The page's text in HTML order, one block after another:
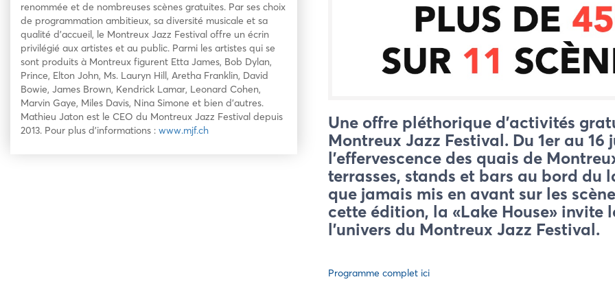
renommée et de nombreuses scènes gratuites. Par ses choix
de programmation ambitieux, sa diversité musicale et sa
qualité d’accueil, le Montreux Jazz Festival offre un écrin
privilégié aux artistes et au public. Parmi les artistes qui se
sont produits à Montreux figurent Etta James, Bob Dylan,
Prince, Elton John, Ms. Lauryn Hill, Aretha Franklin, David
Bowie, James Brown, Kendrick Lamar, Leonard Cohen,
Marvin Gaye, Miles Davis, Nina Simone et bien d’autres.
Mathieu Jaton est le CEO du Montreux Jazz Festival depuis
2013. Pour plus d’informations : www.mjf.ch
Une offre pléthorique d’activités
Montreux Jazz Festival. Du 1er au
l’effervescence des quais de
terrasses, stands et bars au bord du
que jamais mis en avant sur les
cette édition, la «Lake House»
l’univers du Montreux Jazz Festival.
Programme complet ici